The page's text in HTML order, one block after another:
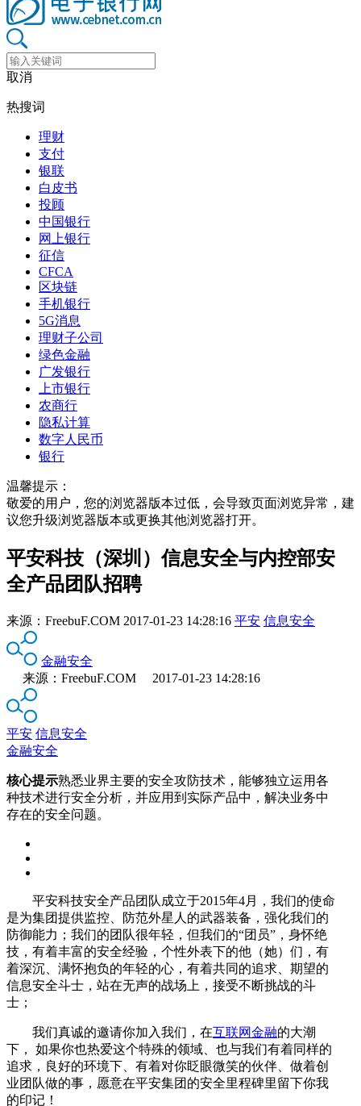
取消
热搜词
理财
支付
银联
白皮书
投顾
中国银行
网上银行
征信
CFCA
区块链
手机银行
5G消息
理财子公司
绿色金融
广发银行
上市银行
农商行
隐私计算
数字人民币
银行
温馨提示：
敬爱的用户，您的浏览器版本过低，会导致页面浏览异常，建
议您升级浏览器版本或更换其他浏览器打开。
平安科技（深圳）信息安全与内控部安
全产品团队招聘
来源： FreebuF.COM 2017-01-23 14:28:16 平安 信息安全
金融安全
来源：FreebuF.COM 2017-01-23 14:28:16
平安 信息安全
金融安全
核心提示熟悉业界主要的安全攻防技术，能够独立运用各
种技术进行安全分析，并应用到实际产品中，解决业务中
存在的安全问题。
平安科技安全产品团队成立于2015年4月，我们的使命
是为集团提供监控、防范外星人的武器装备，强化我们的
防御能力；我们的团队很年轻，但我们的“团员”，身怀绝
技，有着丰富的安全经验，个性外表下的他（她）们，有
着深沉、满怀抱负的年轻的心，有着共同的追求、期望的
信息安全斗士，站在无声的战场上，接受不断挑战的斗
士；
我们真诚的邀请你加入我们，在互联网金融的大潮
下， 如果你也热爱这个特殊的领域、也与我们有着同样的
追求，良好的环境下、有着对你眨眼微笑的伙伴、做着创
业团队做的事，愿意在平安集团的安全里程碑里留下你我
的印记！